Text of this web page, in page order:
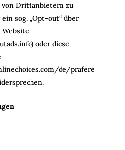
von Drittanbietern zu
sog. „Opt-out“ über
Website
oder diese
de/prafere